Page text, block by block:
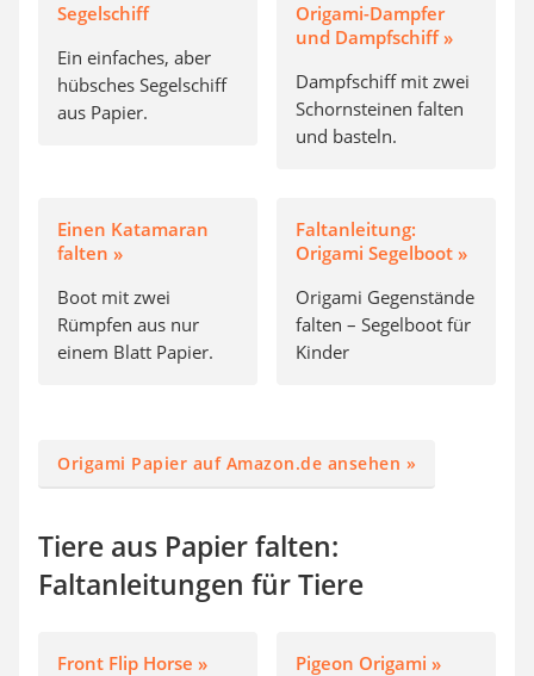
Segelschiff
Ein einfaches, aber
hübsches Segelschiff
aus Papier.
Origami-Dampfer
und Dampfschiff »
Dampfschiff mit zwei
Schornsteinen falten
und basteln.
Einen Katamaran
falten »
Boot mit zwei
Rümpfen aus nur
einem Blatt Papier.
Faltanleitung:
Origami Segelboot »
Origami Gegenstände
falten – Segelboot für
Kinder
Origami Papier auf Amazon.de ansehen »
Tiere aus Papier falten:
Faltanleitungen für Tiere
Front Flip Horse »
Pigeon Origami »